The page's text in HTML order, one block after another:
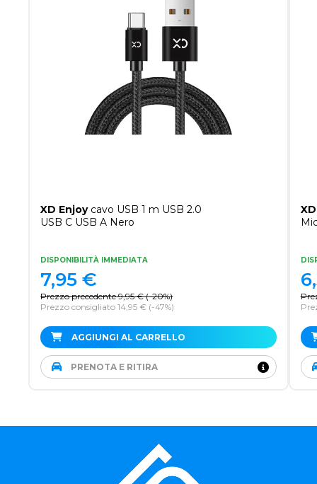
XD Enjoycavo USB 1 m USB 2.0
USB C USB A Nero
DISPONIBILITÀ IMMEDIATA
Prezzo precedente 9,95 € (-20%)
Prezzo consigliato 14,95 € (-47%)
7,95 €
AGGIUNGI AL CARRELLO
PRENOTA E RITIRA